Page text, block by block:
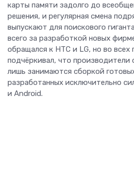
карты памяти задолго до
решения, и регулярная смена
выпускают для поискового
всего за разработкой новых
обращался к HTC и LG, но во всех
подчёркивал, что производители
лишь занимаются сборкой
разработанных исключительно
и Android.